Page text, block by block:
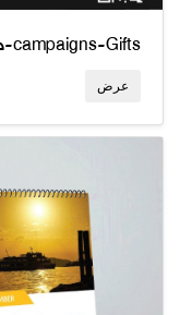
هدايا-حملات-campaigns-Gifts
عرض